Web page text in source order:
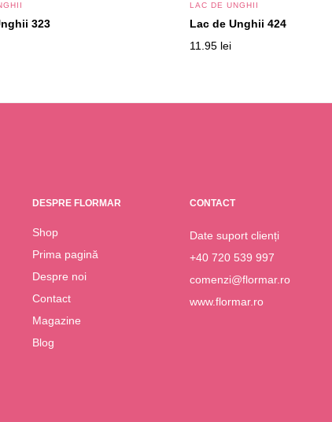
323
LAC DE UNGHII
Lac de Unghii 424
11.95 lei
DESPRE FLORMAR
Shop
Prima pagină
Despre noi
Contact
Magazine
Blog
CONTACT
Date suport clienți
+40 720 539 997
comenzi@flormar.ro
www.flormar.ro